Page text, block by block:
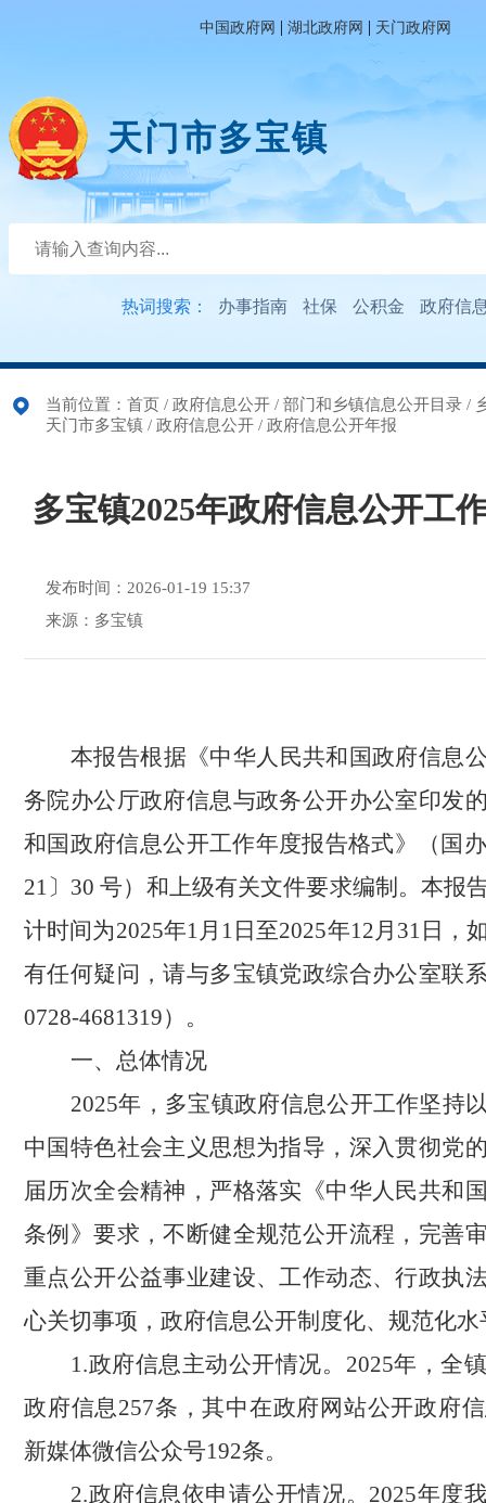
中国政府网 | 湖北政府网 | 天门政府网
天门市多宝镇
热词搜索： 办事指南 社保 公积金 政府信
当前位置： 首页 / 政府信息公开 / 部门和乡镇信息公开目录 /
天门市多宝镇 / 政府信息公开 / 政府信息公开年报
多宝镇2025年政府信息公开工
发布时间：2026-01-19 15:37
来源：多宝镇
本报告根据《中华人民共和国政府信息
务院办公厅政府信息与政务公开办公室印发
和国政府信息公开工作年度报告格式》（国
21〕30 号） 和上级有关文件要求编制 。本报
计时间为2025年1月1日至2025年12月31日 ，
有任何疑问，请与多宝镇党政综合办公室联
0728-4681319）。
一、总体情况
2025年， 多宝镇政府信息公开工作坚持
中国特色社会主义思想为指导， 深入贯彻党
届历次全会精神，严格落实《中华人民共和
条例 》要求，不断健全规范公开流程，完善
重点公开公益事业建设、工作动态、行政执
心关切事项，政府信息公开制度化、规范化
1.政府信息主动公开情况。 2025年，全
政府信息257条，其中在政府网站公开政府
新媒体微信公众号192条。
2.政府信息依申请公开情况。 2025年度